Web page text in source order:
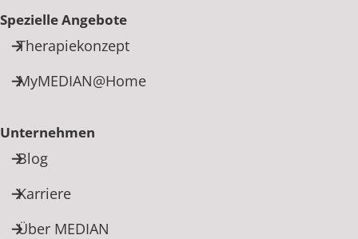
Spezielle Angebote
Therapiekonzept
MyMEDIAN@Home
Unternehmen
Blog
Karriere
Über MEDIAN